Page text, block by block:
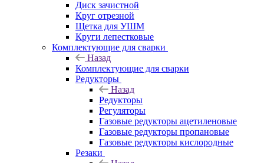
Диск зачистной
Круг отрезной
Щетка для УШМ
Круги лепестковые
Комплектующие для сварки
Назад
Комплектующие для сварки
Редукторы
Назад
Редукторы
Регуляторы
Газовые редукторы ацетиленовые
Газовые редукторы пропановые
Газовые редукторы кислородные
Резаки